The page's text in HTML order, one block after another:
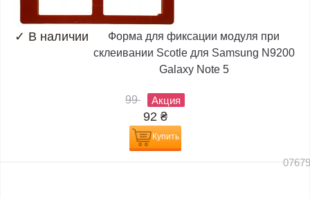
✓ В наличии
Форма для фиксации модуля при
склеивании Scotle для Samsung N9200
Galaxy Note 5
99 Акция
92 ₴
Купить